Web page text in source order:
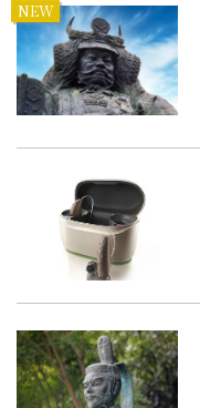
NEW